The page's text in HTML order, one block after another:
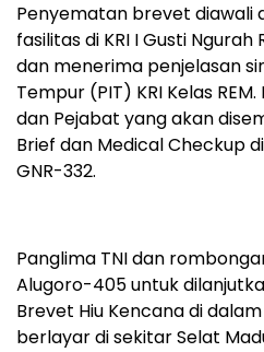
Penyematan brevet diawali
fasilitas di KRI I Gusti Ngurah
dan menerima penjelasan
Tempur (PIT) KRI Kelas
dan Pejabat yang akan
Brief dan Medical Checkup
GNR-332.
Panglima TNI dan
Alugoro-405 untuk
Brevet Hiu Kencana di
berlayar di sekitar Selat